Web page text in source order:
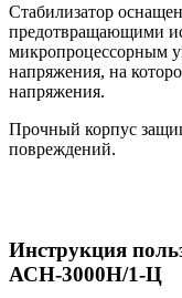
Стабилизатор
предотвращающими
микропроцессорным
напряжения, на
напряжения.
Прочный корпус
повреждений.
Инструкция
АСН-3000Н/1-Ц